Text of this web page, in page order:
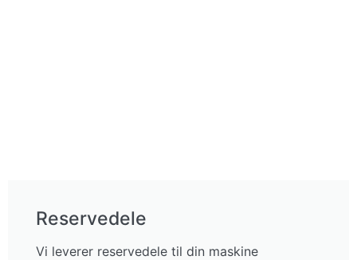
Reservedele
Vi leverer reservedele til din maskine